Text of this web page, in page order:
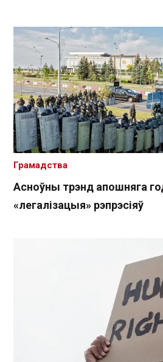
Асноўны трэнд апошняга
«легалізацыя» рэпрэсіяў
Грамадства